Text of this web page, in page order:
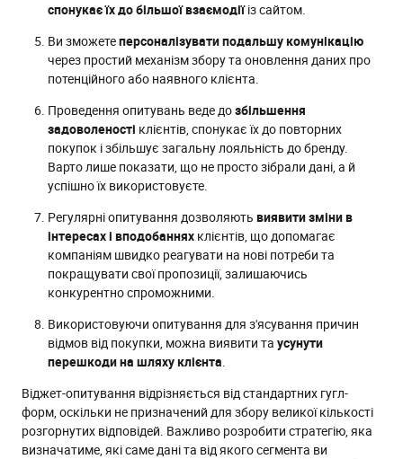
спонукає їх до більшої взаємодіїіз сайтом.
Ви зможетеперсоналізувати подальшу комунікацію
через простий механізм збору та оновлення даних про
потенційного або наявного клієнта.
Проведення опитувань веде дозбільшення
задоволеності клієнтів, спонукає їх до повторних
покупок і збільшує загальну лояльність до бренду.
Варто лише показати, що не просто зібрали дані, а й
успішно їх використовуєте.
Регулярні опитування дозволяють виявити зміни в
інтересах і вподобаннях клієнтів, що допомагає
компаніям швидко реагувати на нові потреби та
покращувати свої пропозиції, залишаючись
конкурентно спроможними.
Використовуючи опитування для з'ясування причин
відмов від покупки, можна виявити та усунути
перешкоди на шляху клієнта.
Віджет-опитування відрізняється від стандартних гугл-
форм, оскільки не призначений для збору великої кількості
розгорнутих відповідей. Важливо розробити стратегію, яка
визначатиме, які саме дані та від якого сегмента ви